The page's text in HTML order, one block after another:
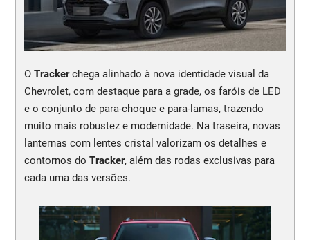
O Trackerchega alinhado à nova identidade visual da
Chevrolet, com destaque para a grade, os faróis de LED
e o conjunto de para-choque e para-lamas, trazendo
muito mais robustez e modernidade. Na traseira, novas
lanternas com lentes cristal valorizam os detalhes e
contornos do Tracker, além das rodas exclusivas para
cada uma das versões.